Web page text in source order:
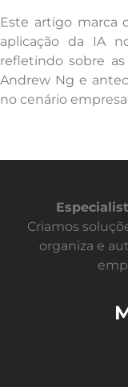
Este artigo marca
aplicação da IA
refletindo sobre
Andrew Ng e
no cenário
Criamos
organiza e